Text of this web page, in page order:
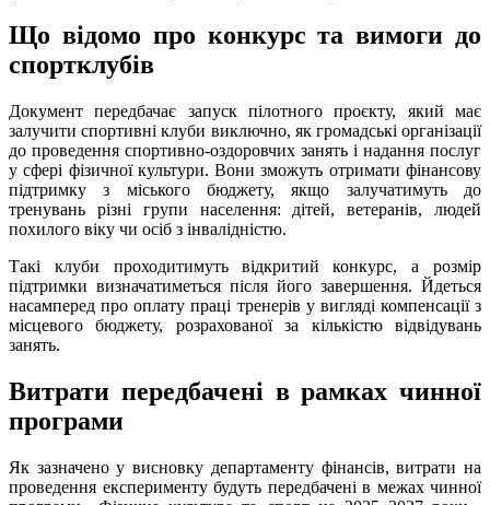
Що відомо про конкурс та вимоги до
спортклубів
Документ передбачає запуск пілотного проєкту, який має
залучити спортивні клуби виключно, як громадські організації
до проведення спортивно-оздоровчих занять і надання послуг
у сфері фізичної культури. Вони зможуть отримати фінансову
підтримку з міського бюджету, якщо залучатимуть до
тренувань різні групи населення: дітей, ветеранів, людей
похилого віку чи осіб з інвалідністю.
Такі клуби проходитимуть відкритий конкурс, а розмір
підтримки визначатиметься після його завершення. Йдеться
насамперед про оплату праці тренерів у вигляді компенсації з
місцевого бюджету, розрахованої за кількістю відвідувань
занять.
Витрати передбачені в рамках чинної
програми
Як зазначено у висновку департаменту фінансів, витрати на
проведення експерименту будуть передбачені в межах чинної